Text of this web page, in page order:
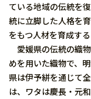
ている地域の伝統を
統に立脚した人格を
をもつ人材を育成す
愛媛県の伝統の織
めを用いた織物で、
県は伊予絣を通じて
は、ワタは慶長・元